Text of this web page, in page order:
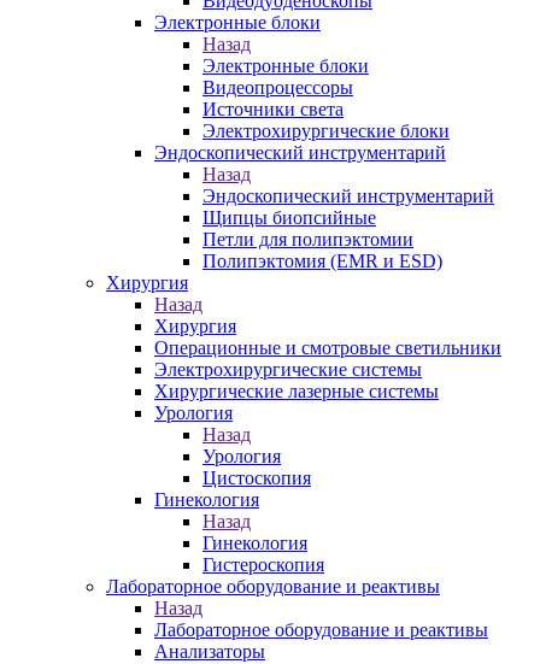
Электронные блоки
Назад
Электронные блоки
Видеопроцессоры
Источники света
Электрохирургические блоки
Эндоскопический инструментарий
Назад
Эндоскопический инструментарий
Щипцы биопсийные
Петли для полипэктомии
Полипэктомия (EMR и ESD)
Хирургия
Назад
Хирургия
Операционные и смотровые светильники
Электрохирургические системы
Хирургические лазерные системы
Урология
Назад
Урология
Цистоскопия
Гинекология
Назад
Гинекология
Гистероскопия
Лабораторное оборудование и реактивы
Назад
Лабораторное оборудование и реактивы
Анализаторы